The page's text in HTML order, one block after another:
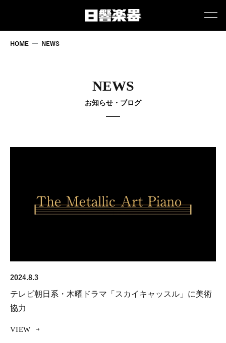
HOME NEWS
NEWS
お知らせ・ブログ
2024.8.3
テレビ朝日系・木曜ドラマ「スカイキャッスル」に美術
協力
VIEW